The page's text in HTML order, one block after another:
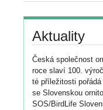
Aktuality
Česká společnost
roce slaví 100.
té příležitosti
se Slovenskou
SOS/BirdLife